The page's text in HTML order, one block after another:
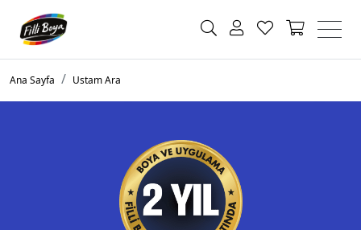
Ana Sayfa Ustam Ara